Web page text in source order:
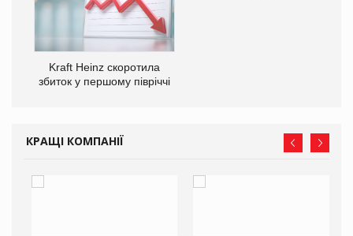
Kraft Heinz скоротила
збиток у першому півріччі
КРАЩІ КОМПАНІЇ